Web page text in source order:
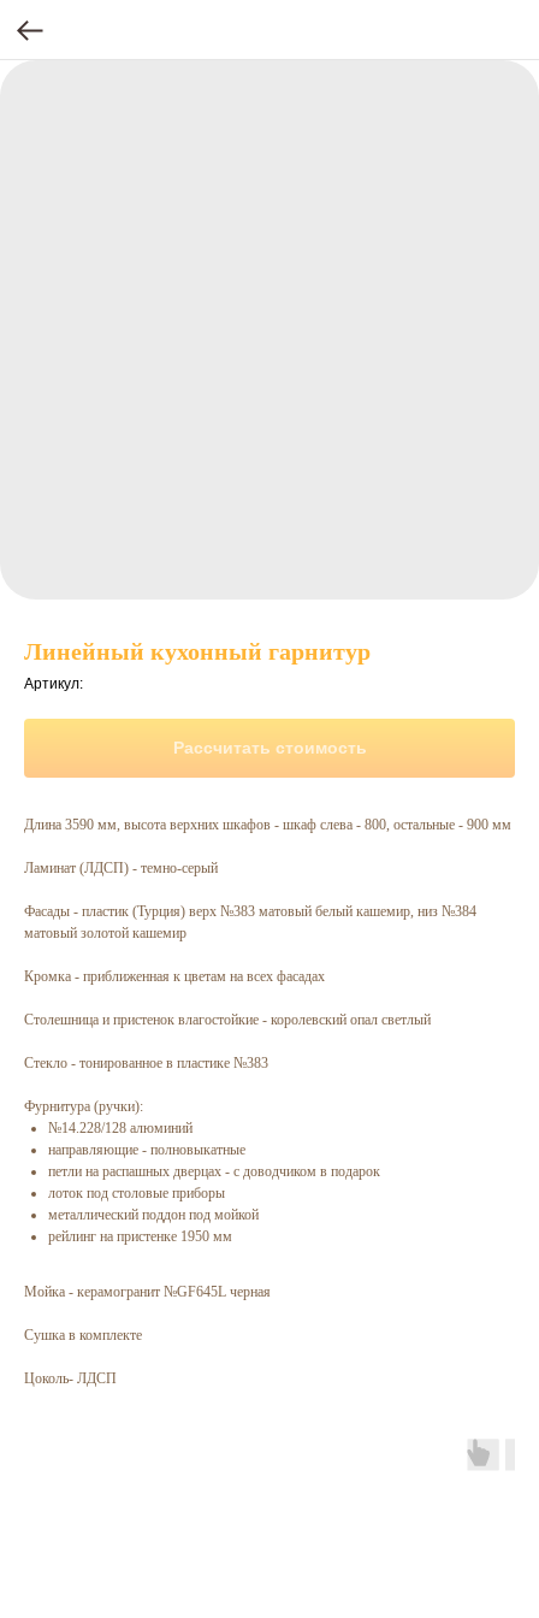
Линейный кухонный гарнитур
Артикул:
Рассчитать стоимость
Длина 3590 мм, высота верхних шкафов - шкаф слева - 800, остальные - 900 мм
Ламинат (ЛДСП) - темно-серый
Фасады - пластик (Турция) верх №383 матовый белый кашемир, низ №384
матовый золотой кашемир
Кромка - приближенная к цветам на всех фасадах
Столешница и пристенок влагостойкие - королевский опал светлый
Стекло - тонированное в пластике №383
Фурнитура (ручки):
№14.228/128 алюминий
направляющие - полновыкатные
петли на распашных дверцах - с доводчиком в подарок
лоток под столовые приборы
металлический поддон под мойкой
рейлинг на пристенке 1950 мм
Мойка - керамогранит №GF645L черная
Сушка в комплекте
Цоколь- ЛДСП